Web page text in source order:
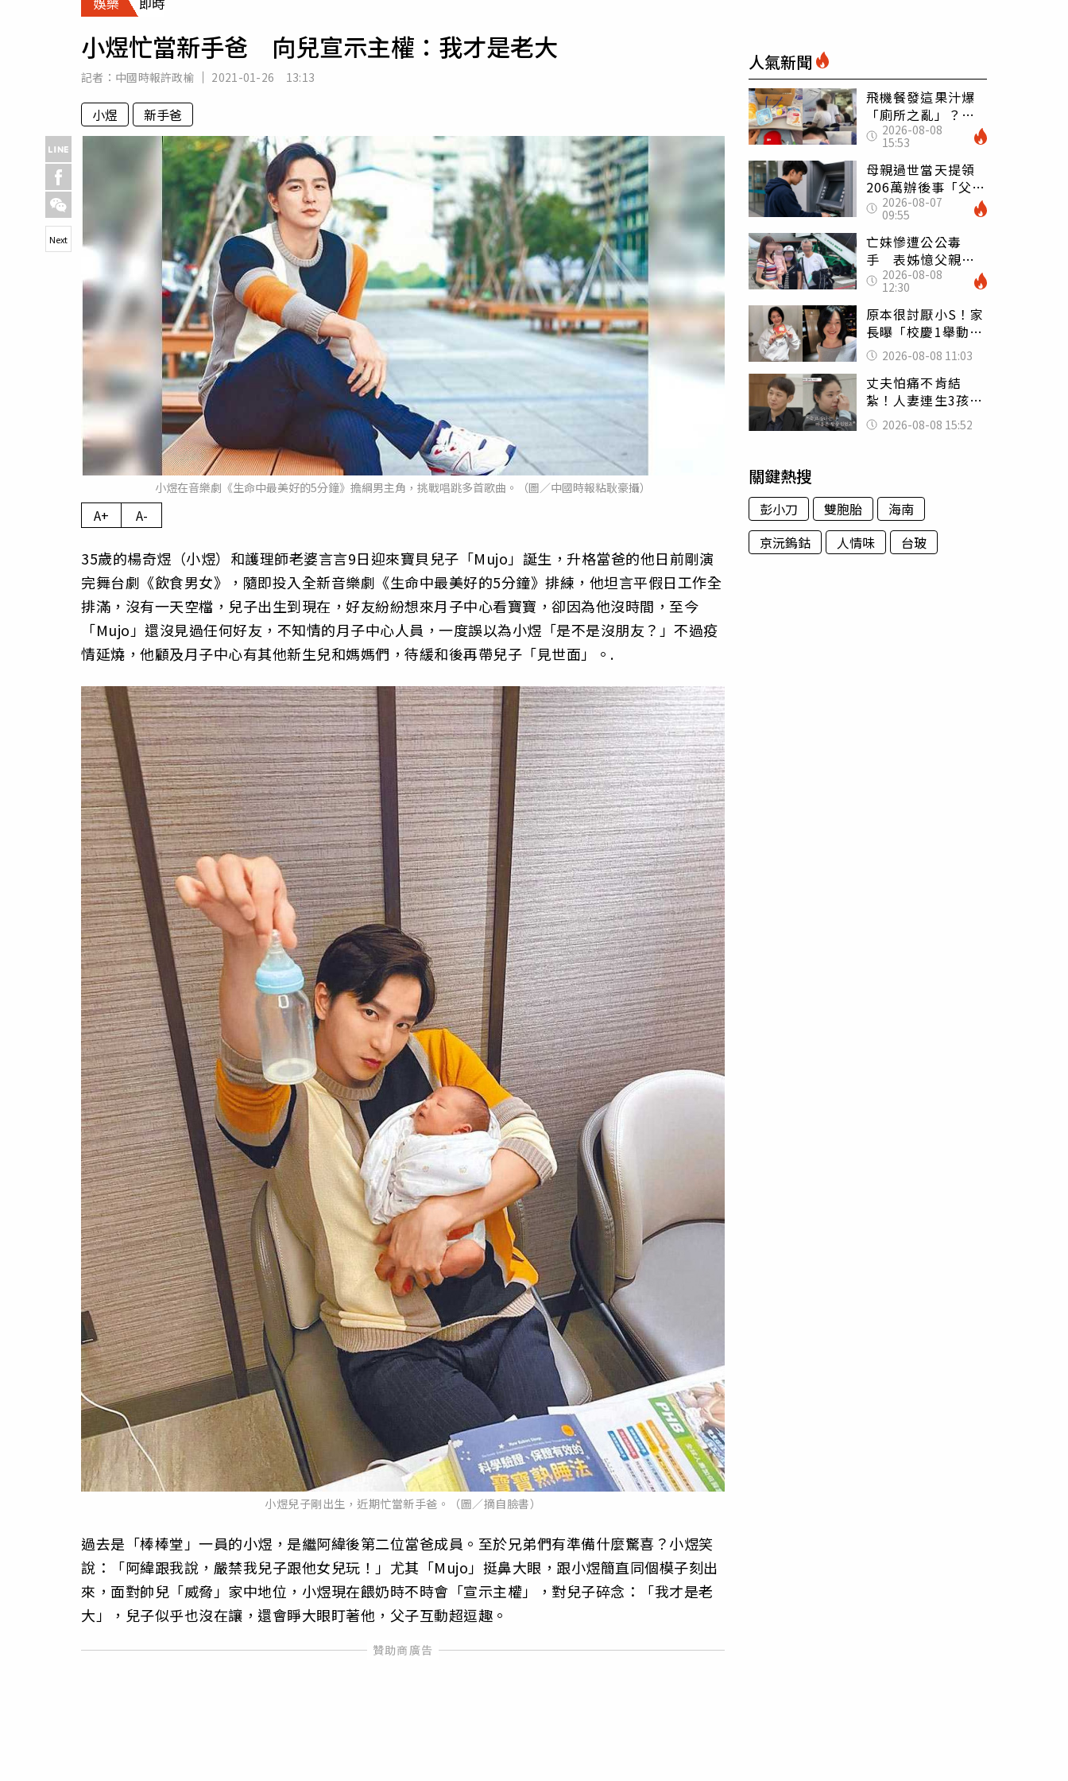
專欄
房產新勢力
運勢
小煜忙當新手爸 向兒宣示主權：我才是老大
記者： 中國時報許政榆 2021-01-26 13:13
小煜 新手爸
小煜在音樂劇《生命中最美好的5分鐘》擔綱男主角，挑戰唱跳多首歌曲。（圖／中國時報粘耿豪攝）
Next
A+ A-
35歲的楊奇煜（小煜）和護理師老婆言言9日迎來寶貝兒子「Mujo」誕生，升格當爸的他日前剛演
完舞台劇《飲食男女》，隨即投入全新音樂劇《生命中最美好的5分鐘》排練，他坦言平假日工作全
排滿，沒有一天空檔，兒子出生到現在，好友紛紛想來月子中心看寶寶，卻因為他沒時間，至今
「Mujo」還沒見過任何好友，不知情的月子中心人員，一度誤以為小煜「是不是沒朋友？」不過疫
情延燒，他顧及月子中心有其他新生兒和媽媽們，待緩和後再帶兒子「見世面」。.
小煜兒子剛出生，近期忙當新手爸。（圖／摘自臉書）
過去是「棒棒堂」一員的小煜，是繼阿緯後第二位當爸成員。至於兄弟們有準備什麼驚喜？小煜笑
說：「阿緯跟我說，嚴禁我兒子跟他女兒玩！」尤其「Mujo」挺鼻大眼，跟小煜簡直同個模子刻出
來，面對帥兒「威脅」家中地位，小煜現在餵奶時不時會「宣示主權」，對兒子碎念：「我才是老
大」，兒子似乎也沒在讓，還會睜大眼盯著他，父子互動超逗趣。
人氣新聞
飛機餐發這果汁爆
「廁所之亂」？乘
客崩潰：差點丟大
臉 醫揭3類人別亂
喝
2026-08-08
15:53
母親過世當天提領
206萬辦後事「父子
遭判刑」 律師：
搶錢先下手是罪
2026-08-07
09:55
亡妹慘遭公公毒
手 表姊憶父親節
前夕：小舅舅仍到
殯儀館陪她說話
2026-08-08
12:30
原本很討厭小S！家
長曝「校慶1舉動」
讓她徹底改觀 網
友洗版認證
2026-08-08 11:03
丈夫怕痛不肯結
紮！人妻連生3孩
控遭家暴淚喊：真
的好累
2026-08-08 15:52
關鍵熱搜
彭小刀 雙胞胎
海南
京沅鎢鈷
人情味 台玻